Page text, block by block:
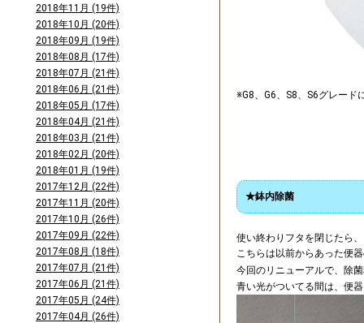
※G8、G6、S8、S6グレード
★鉢内除菌
使い終わりフタを閉じたら
こちらは以前からあった便
今回のリニューアルで、除
青い光がついてる間は、便
2018年11月 (19件)
2018年10月 (20件)
2018年09月 (19件)
2018年08月 (17件)
2018年07月 (21件)
2018年06月 (21件)
2018年05月 (17件)
2018年04月 (21件)
2018年03月 (21件)
2018年02月 (20件)
2018年01月 (19件)
2017年12月 (22件)
2017年11月 (20件)
2017年10月 (26件)
2017年09月 (22件)
2017年08月 (18件)
2017年07月 (21件)
2017年06月 (21件)
2017年05月 (24件)
2017年04月 (26件)